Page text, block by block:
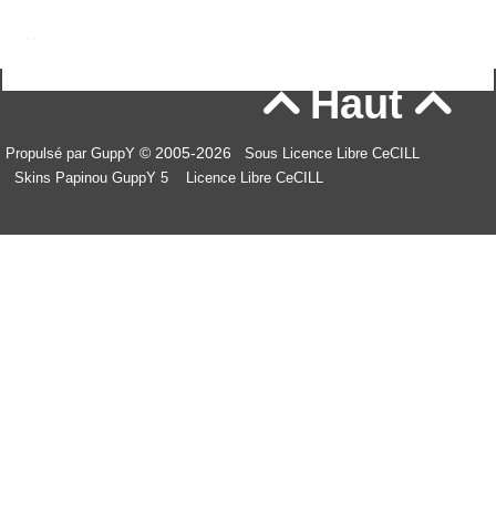
Haut
Propulsé par GuppY © 2005-2026
Sous Licence Libre CeCILL
Skins Papinou GuppY 5
Licence Libre CeCILL